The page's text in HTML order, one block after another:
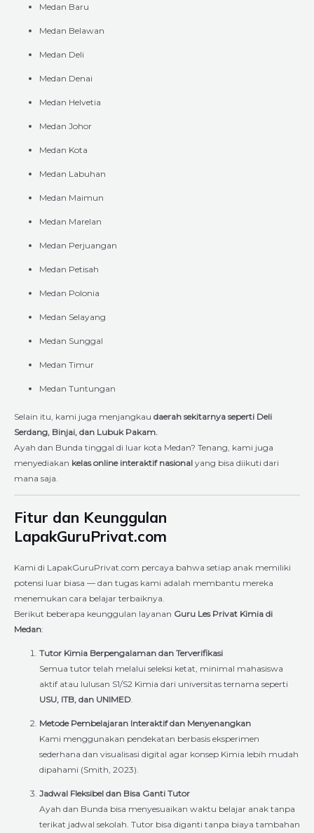
Medan Baru
Medan Belawan
Medan Deli
Medan Denai
Medan Helvetia
Medan Johor
Medan Kota
Medan Labuhan
Medan Maimun
Medan Marelan
Medan Perjuangan
Medan Petisah
Medan Polonia
Medan Selayang
Medan Sunggal
Medan Timur
Medan Tuntungan
Selain itu, kami juga menjangkau daerah sekitarnya seperti Deli
Serdang, Binjai, dan Lubuk Pakam.
Ayah dan Bunda tinggal di luar kota Medan? Tenang, kami juga
menyediakan kelas online interaktif nasional yang bisa diikuti dari
mana saja.
Fitur dan Keunggulan
LapakGuruPrivat.com
Kami di LapakGuruPrivat.com percaya bahwa setiap anak memiliki
potensi luar biasa — dan tugas kami adalah membantu mereka
menemukan cara belajar terbaiknya.
Berikut beberapa keunggulan layanan Guru Les Privat Kimia di
Medan:
Tutor Kimia Berpengalaman dan Terverifikasi
Semua tutor telah melalui seleksi ketat, minimal mahasiswa
aktif atau lulusan S1/S2 Kimia dari universitas ternama seperti
USU, ITB, dan UNIMED
Metode Pembelajaran Interaktif dan Menyenangkan
Kami menggunakan pendekatan berbasis eksperimen
sederhana dan visualisasi digital agar konsep Kimia lebih mudah
dipahami (Smith, 2023).
Jadwal Fleksibel dan Bisa Ganti Tutor
Ayah dan Bunda bisa menyesuaikan waktu belajar anak tanpa
terikat jadwal sekolah. Tutor bisa diganti tanpa biaya tambahan